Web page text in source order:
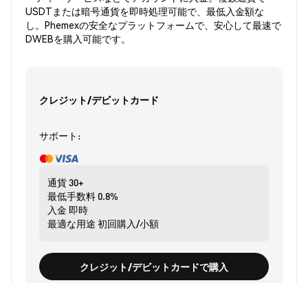
USDTまたは暗号通貨を即時処理可能で、最低入金額な
し。Phemexの安全なプラットフォームで、安心して最速で
DWEBを購入可能です。
クレジット/デビットカード
サポート:
通貨30+
最低手数料0.8%
入金 即時
最適な用途 初回購入/小額
クレジット/デビットカードで購入